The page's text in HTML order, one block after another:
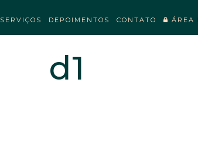
SERVIÇOS DEPOIMENTOS CONTATO ÁREA
d1